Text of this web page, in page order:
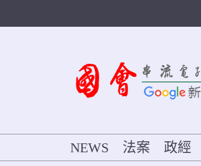
NEWS 法案 政經